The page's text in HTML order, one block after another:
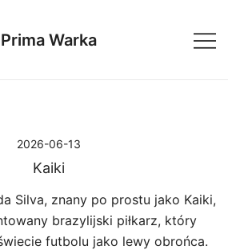
Prima Warka
2026-06-13
Kaiki
Silva, znany po prostu jako Kaiki,
brazylijski piłkarz, który
futbolu jako lewy obrońca.